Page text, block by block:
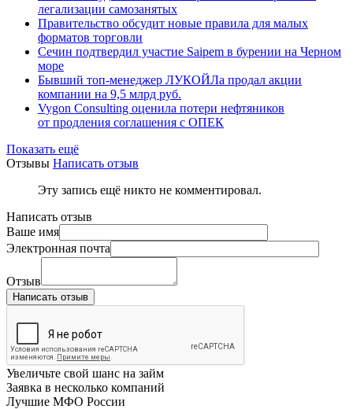
легализации самозанятых
Правительство обсудит новые правила для малых
форматов торговли
Сечин подтвердил участие Saipem в бурении на Черном
море
Бывший топ-менеджер ЛУКОЙЛа продал акции
компании на 9,5 млрд руб.
Vygon Consulting оценила потери нефтяников
от продления соглашения с ОПЕК
Показать ещё
Отзывы Написать отзыв
Эту запись ещё никто не комментировал.
Написать отзыв
Ваше имя
Электронная почта
Отзыв
Написать отзыв
Увеличьте свой шанс на займ
Заявка в несколько компаний
Лучшие МФО России